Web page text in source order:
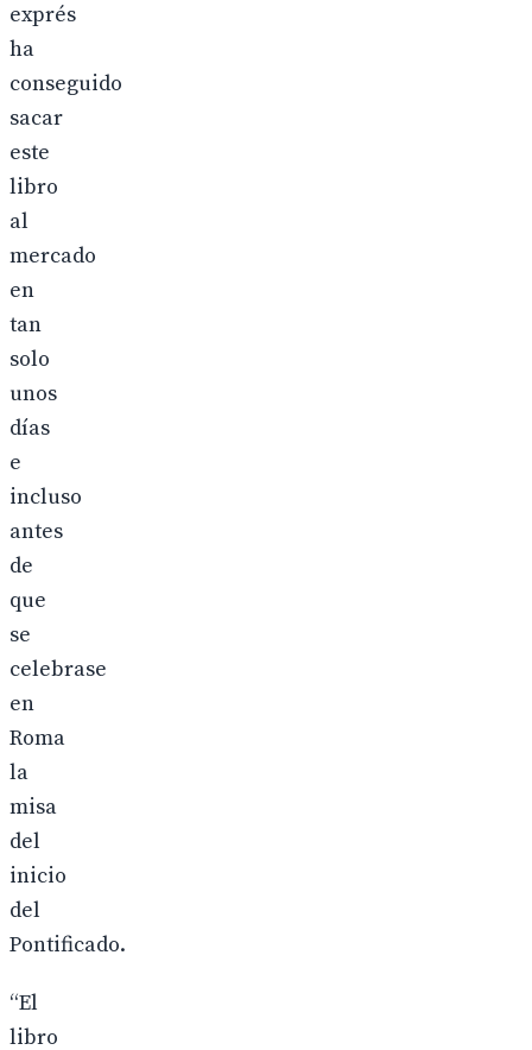
exprés
ha
conseguido
sacar
este
libro
al
mercado
en
tan
solo
unos
días
e
incluso
antes
de
que
se
celebrase
en
Roma
la
misa
del
inicio
del
Pontificado.
“El
libro